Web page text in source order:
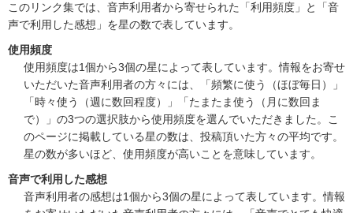
このリンク集では、音声利用者から寄せられた「利用頻度」と「音
声で利用した感想」を星の数で表しています。
使用頻度
使用頻度は1個から3個の星によって表しています。情報をお寄せ
いただいた音声利用者の方々には、「頻繁に使う（ほぼ毎日）」
「時々使う（週に数回程度）」「たまたま使う（月に数回ま
で）」の3つの選択肢から使用頻度を選んでいただきました。こ
のページに掲載している星の数は、投稿頂いた方々の平均です。
星の数が多いほど、使用頻度が高いことを意味しています。
音声で利用した感想
音声利用者の感想は1個から3個の星によって表しています。情報